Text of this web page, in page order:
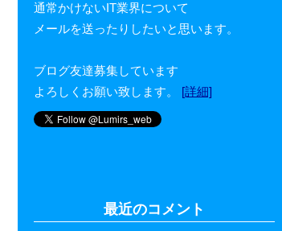
通常かけないIT業界について
メールを送ったりしたいと思います。
ブログ友達募集しています
よろしくお願い致します。 [詳細]
最近のコメント